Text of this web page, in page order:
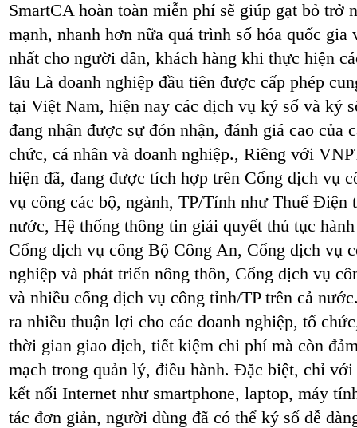
SmartCA hoàn toàn miễn phí sẽ giúp gạt bỏ trở
mạnh, nhanh hơn nữa quá trình số hóa quốc gia
nhất cho người dân, khách hàng khi thực hiện
lâu Là doanh nghiệp đầu tiên được cấp phép
tại Việt Nam, hiện nay các dịch vụ ký số và ký
đang nhận được sự đón nhận, đánh giá cao của
chức, cá nhân và doanh nghiệp., Riêng với
hiện đã, đang được tích hợp trên Cổng dịch vụ
vụ công các bộ, ngành, TP/Tỉnh như Thuế Điện
nước, Hệ thống thông tin giải quyết thủ tục
Cổng dịch vụ công Bộ Công An, Cổng dịch vụ
nghiệp và phát triển nông thôn, Cổng dịch vụ
và nhiều cổng dịch vụ công tỉnh/TP trên cả
ra nhiều thuận lợi cho các doanh nghiệp, tổ
thời gian giao dịch, tiết kiệm chi phí mà còn
mạch trong quản lý, điều hành. Đặc biệt, chỉ
kết nối Internet như smartphone, laptop, máy
tác đơn giản, người dùng đã có thể ký số dễ